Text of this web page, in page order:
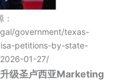
government/texas-
petitions-by-state-
01-27/
升级圣卢西亚Marketing